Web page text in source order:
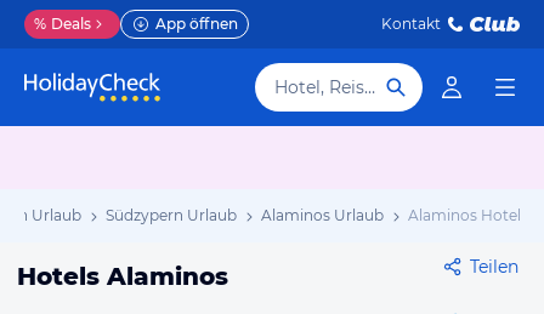
% Deals App öffnen Kontakt
Hotel, Reiseziel
Urlaub Südzypern Urlaub Alaminos Urlaub Alaminos Hotels
Hotels Alaminos Teilen